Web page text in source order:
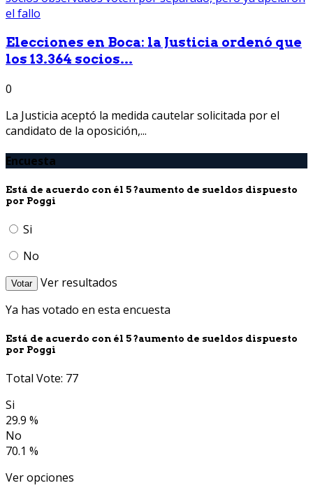
Elecciones en Boca: la Justicia ordenó que
los 13.364 socios...
0
La Justicia aceptó la medida cautelar solicitada por el
candidato de la oposición,...
Encuesta
Está de acuerdo con él 5 ?aumento de sueldos dispuesto
por Poggi
Si
No
Votar
Ver resultados
Ya has votado en esta encuesta
Está de acuerdo con él 5 ?aumento de sueldos dispuesto
por Poggi
Total Vote: 77
Si
29.9 %
No
70.1 %
Ver opciones